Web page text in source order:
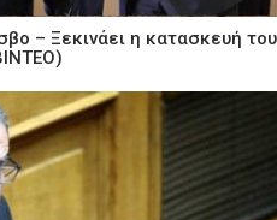
– Ξεκινάει η κατασκευή του